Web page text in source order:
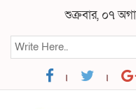
শুক্রবার, ০৭